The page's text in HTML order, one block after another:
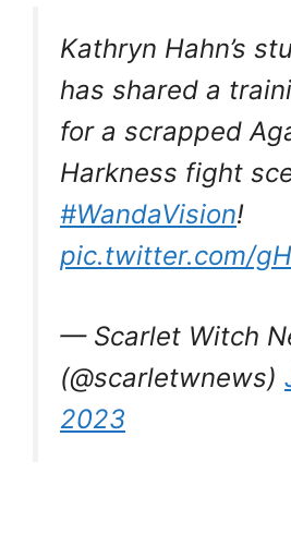
Kathryn Hahn’s
has shared a
for a scrapped
Harkness fight
#WandaVision!
pic.twitter.com/
— Scarlet Witch
(@scarletwnews)
2023